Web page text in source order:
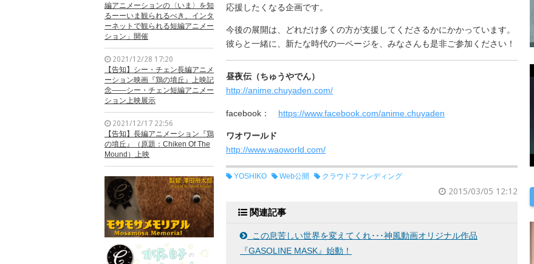
編アニメーションの〈いま〉を知
るーーいま観られるべき、インタ
ーネットで観られる短編アニメー
ション」開催
2021/12/28 17:20
【告知】シー・チェン長編アニメ
ーション映画『鶏の墳丘』上映記
念——シー・チェン短編アニメー
ション上映展示
2021/12/17 22:56
【告知】長編アニメーション『鶏
の墳丘』（原題：Chiken Of The
Mound）上映
応援したくなる企画です。
今後の展開は、どれだけ多くの方が支援してくださるかにかかっています。
彼らと一緒に、新たな時代の一ページを、みなさんも是非ご参加ください！
昼夜伝（ちゅうやでん）
http://anime.chuyaden.com/
facebook： https://www.facebook.com/anime.chuyaden
ワオワールド
http://www.waoworld.com/
YOSHIKO Web公開 クラウドファンディング
2015/03/05 12:12
関連記事
この息苦しい世界を変えてくれ･･･神風動画オリジナル作品
『GASOLINE MASK』始動！